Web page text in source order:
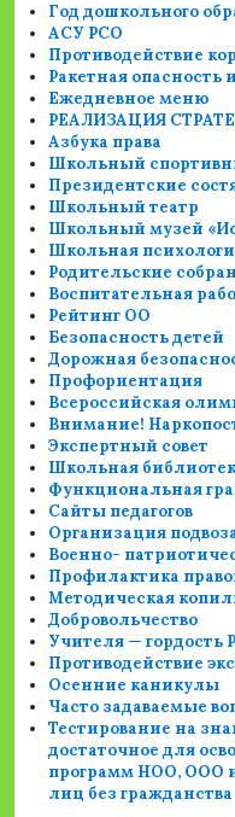
Год дошкольного
АСУ РСО
Противодействие
Ракетная опасность
Ежедневное меню
РЕАЛИЗАЦИЯ
Азбука права
Школьный
Президентские
Школьный театр
Школьный музей
Школьная
Родительские
Воспитательная
Рейтинг ОО
Безопасность детей
Дорожная
Профориентация
Всероссийская
Внимание!
Экспертный совет
Школьная
Функциональная
Сайты педагогов
Организация
Военно-
Профилактика
Методическая
Добровольчество
Учителя — гордость
Противодействие
Осенние каникулы
Часто задаваемые
Тестирование на
достаточное для
программ НОО, ООО
лиц без гражданства